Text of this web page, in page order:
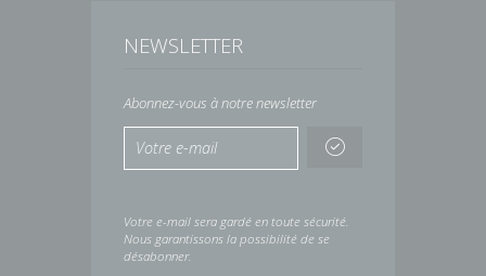
NEWSLETTER
Abonnez-vous à notre newsletter
Votre e-mail sera gardé en toute sécurité.
Nous garantissons la possibilité de se
désabonner.